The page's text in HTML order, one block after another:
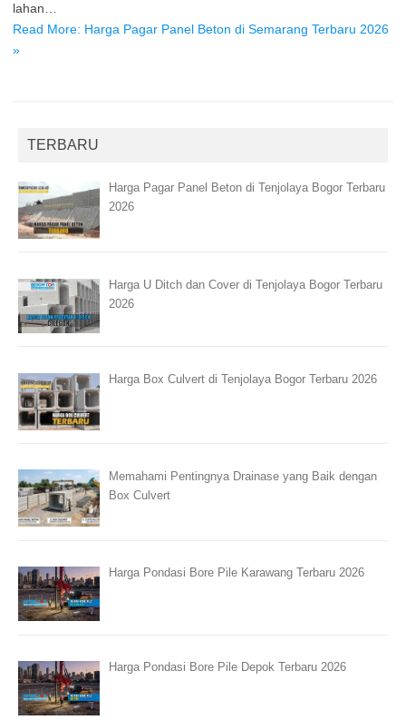
lahan…
Read More: Harga Pagar Panel Beton di Semarang Terbaru 2026
»
TERBARU
Harga Pagar Panel Beton di Tenjolaya Bogor Terbaru
2026
Harga U Ditch dan Cover di Tenjolaya Bogor Terbaru
2026
Harga Box Culvert di Tenjolaya Bogor Terbaru 2026
Memahami Pentingnya Drainase yang Baik dengan
Box Culvert
Harga Pondasi Bore Pile Karawang Terbaru 2026
Harga Pondasi Bore Pile Depok Terbaru 2026